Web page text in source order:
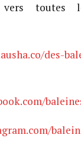
toutes
des-